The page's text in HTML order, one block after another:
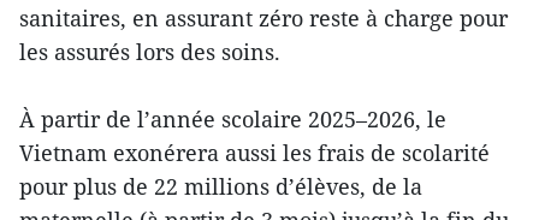
sanitaires, en assurant zéro reste à charge pour
les assurés lors des soins.
À partir de l’année scolaire 2025–2026, le
Vietnam exonérera aussi les frais de scolarité
pour plus de 22 millions d’élèves, de la